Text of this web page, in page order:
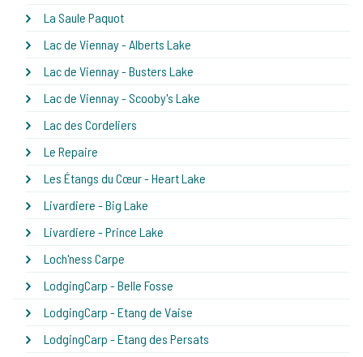
La Saule Paquot
Lac de Viennay - Alberts Lake
Lac de Viennay - Busters Lake
Lac de Viennay - Scooby's Lake
Lac des Cordeliers
Le Repaire
Les Étangs du Cœur - Heart Lake
Livardiere - Big Lake
Livardiere - Prince Lake
Loch'ness Carpe
LodgingCarp - Belle Fosse
LodgingCarp - Etang de Vaise
LodgingCarp - Etang des Persats